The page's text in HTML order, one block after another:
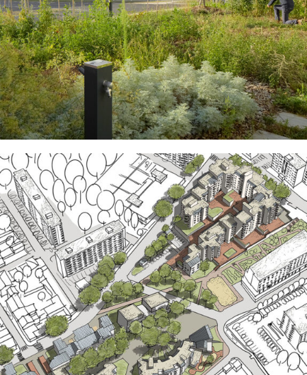
GLEIZÉ
EN SAVOIR+